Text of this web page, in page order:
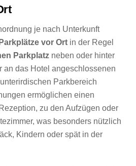
je nach Unterkunft
Parkplätze vor Ort in der Regel
Parkplatz neben oder hinter
an das Hotel angeschlossenen
Parkbereich
ermöglichen einen
zu den Aufzügen oder
was besonders nützlich
Kindern oder spät in der